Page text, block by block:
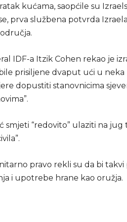
kućama, saopćile su
prva službena potvrda
IDF-a Itzik Cohen rekao je
prisiljene dvaput ući u neka
dopustiti stanovnicima
“redovito” ulaziti na jug
pravo rekli su da bi takvi
i upotrebe hrane kao oružja.